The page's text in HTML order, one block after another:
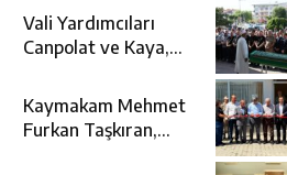
Kattı
Vali Yardımcıları
Canpolat ve Kaya,
Cenaze Törenine
Katıldı
Kaymakam Mehmet
Furkan Taşkıran,